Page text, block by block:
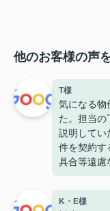
他のお客様の声
T様
気になる物
た。担当の
説明してい
件を契約す
具合等遠慮
たので、安
K・E様